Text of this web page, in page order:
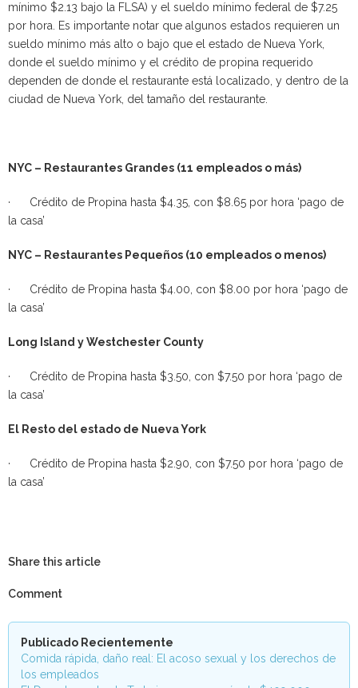
mínimo $2.13 bajo la FLSA) y el sueldo mínimo federal de $7.25
por hora. Es importante notar que algunos estados requieren un
sueldo mínimo más alto o bajo que el estado de Nueva York,
donde el sueldo mínimo y el crédito de propina requerido
dependen de donde el restaurante está localizado, y dentro de la
ciudad de Nueva York, del tamaño del restaurante.
NYC – Restaurantes Grandes (11 empleados o más)
· Crédito de Propina hasta $4.35, con $8.65 por hora ‘pago de
la casa’
NYC – Restaurantes Pequeños (10 empleados o menos)
· Crédito de Propina hasta $4.00, con $8.00 por hora ‘pago de
la casa’
Long Island y Westchester County
· Crédito de Propina hasta $3.50, con $7.50 por hora ‘pago de
la casa’
El Resto del estado de Nueva York
· Crédito de Propina hasta $2.90, con $7.50 por hora ‘pago de
la casa’
Share this article
Comment
Publicado Recientemente
Comida rápida, daño real: El acoso sexual y los derechos de
los empleados